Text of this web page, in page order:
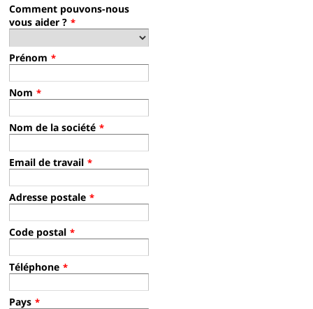
Comment pouvons-nous
vous aider ? *
Prénom *
Nom *
Nom de la société *
Email de travail *
Adresse postale *
Code postal *
Téléphone *
Pays *